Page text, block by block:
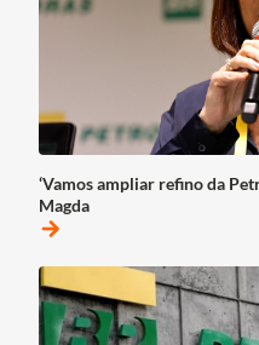
‘Vamos ampliar refino da
Magda
arrow_forward